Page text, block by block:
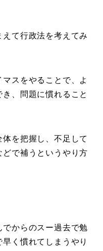
て行政法を考えてみ
スをやることで、よ
、問題に慣れること
を把握し、不足して
で補うというやり方
からのスー過去で勉
く慣れてしまうやり